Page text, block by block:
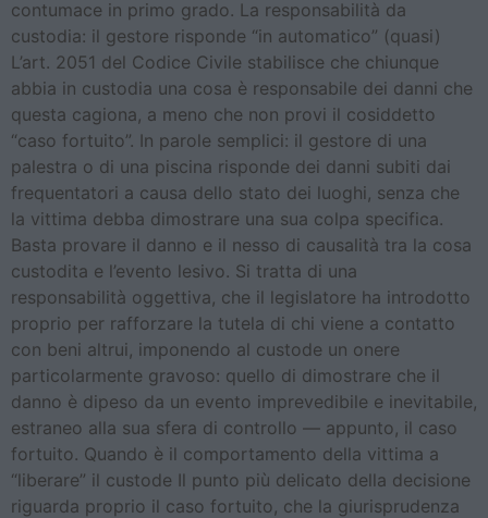
contumace in primo grado. La responsabilità da
custodia: il gestore risponde “in automatico” (quasi)
L’art. 2051 del Codice Civile stabilisce che chiunque
abbia in custodia una cosa è responsabile dei danni che
questa cagiona, a meno che non provi il cosiddetto
“caso fortuito”. In parole semplici: il gestore di una
palestra o di una piscina risponde dei danni subiti dai
frequentatori a causa dello stato dei luoghi, senza che
la vittima debba dimostrare una sua colpa specifica.
Basta provare il danno e il nesso di causalità tra la cosa
custodita e l’evento lesivo. Si tratta di una
responsabilità oggettiva, che il legislatore ha introdotto
proprio per rafforzare la tutela di chi viene a contatto
con beni altrui, imponendo al custode un onere
particolarmente gravoso: quello di dimostrare che il
danno è dipeso da un evento imprevedibile e inevitabile,
estraneo alla sua sfera di controllo — appunto, il caso
fortuito. Quando è il comportamento della vittima a
“liberare” il custode Il punto più delicato della decisione
riguarda proprio il caso fortuito, che la giurisprudenza